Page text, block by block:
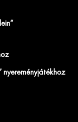
nyereményjátékhoz